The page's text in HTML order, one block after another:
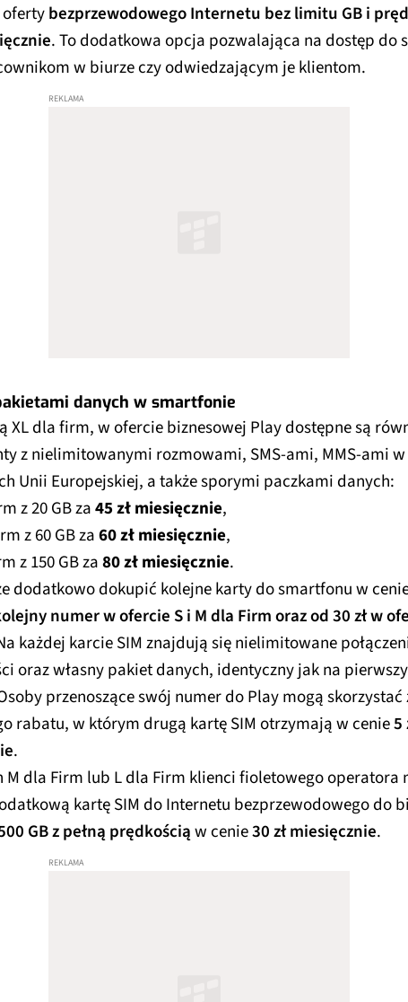
bezprzewodowego Internetu bez limitu GB i
. To dodatkowa opcja pozwalająca na dostęp do
w biurze czy odwiedzającym je klientom.
danych w smartfonie
XL dla firm, w ofercie biznesowej Play dostępne są
z nielimitowanymi rozmowami, SMS-ami, MMS-ami w
Unii Europejskiej, a także sporymi paczkami danych:
z 20 GB za45 zł miesięcznie,
z 60 GB za60 zł miesięcznie,
z 150 GB za80 zł miesięcznie.
dodatkowo dokupić kolejne karty do smartfonu w
numer w ofercie S i M dla Firm oraz od 30 zł w
każdej karcie SIM znajdują się nielimitowane
oraz własny pakiet danych, identyczny jak na
przenoszące swój numer do Play mogą skorzystać
rabatu, w którym drugą kartę SIM otrzymają w cenie5
.
M dla Firm lub L dla Firm klienci fioletowego operatora
kartę SIM do Internetu bezprzewodowego do
GB z pełną prędkościąw cenie30 zł miesięcznie.